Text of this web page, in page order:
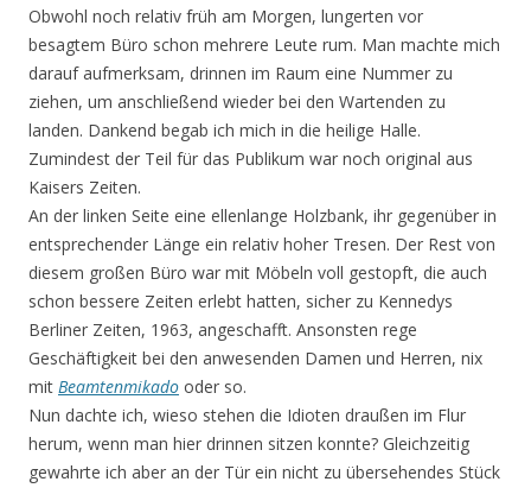
Obwohl noch relativ früh am Morgen, lungerten vor
besagtem Büro schon mehrere Leute rum. Man machte mich
darauf aufmerksam, drinnen im Raum eine Nummer zu
ziehen, um anschließend wieder bei den Wartenden zu
landen. Dankend begab ich mich in die heilige Halle.
Zumindest der Teil für das Publikum war noch original aus
Kaisers Zeiten.
An der linken Seite eine ellenlange Holzbank, ihr gegenüber in
entsprechender Länge ein relativ hoher Tresen. Der Rest von
diesem großen Büro war mit Möbeln voll gestopft, die auch
schon bessere Zeiten erlebt hatten, sicher zu Kennedys
Berliner Zeiten, 1963, angeschafft. Ansonsten rege
Geschäftigkeit bei den anwesenden Damen und Herren, nix
mit Beamtenmikado oder so.
Nun dachte ich, wieso stehen die Idioten draußen im Flur
herum, wenn man hier drinnen sitzen konnte? Gleichzeitig
gewahrte ich aber an der Tür ein nicht zu übersehendes Stück